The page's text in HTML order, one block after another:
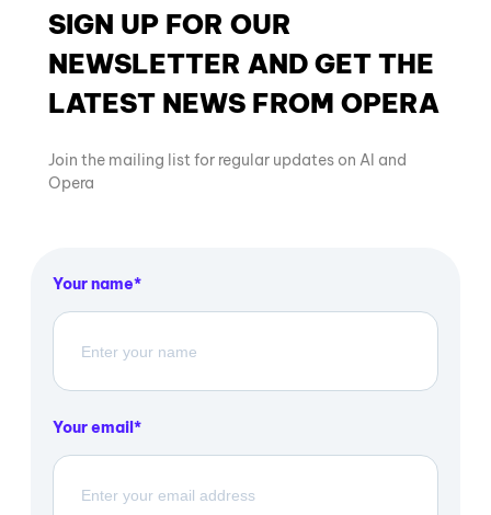
SIGN UP FOR OUR
NEWSLETTER AND GET THE
LATEST NEWS FROM OPERA
Join the mailing list for regular updates on AI and
Opera
Your name
Your email